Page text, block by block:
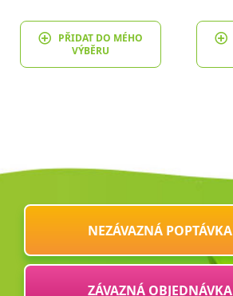
PŘIDAT DO MÉHO
VÝBĚRU
NEZÁVAZNÁ POPTÁVKA
ZÁVAZNÁ OBJEDNÁVKA